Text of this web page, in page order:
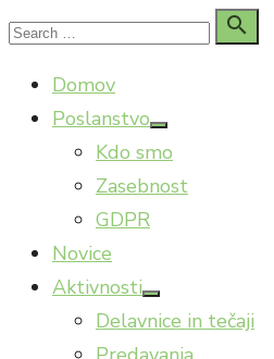
Skip
content
Search

Search
Domov
Poslanstvo
Show
sub
menu
Kdo smo
Zasebnost
GDPR
Novice
Aktivnosti
Show
sub
menu
Delavnice in tečaji